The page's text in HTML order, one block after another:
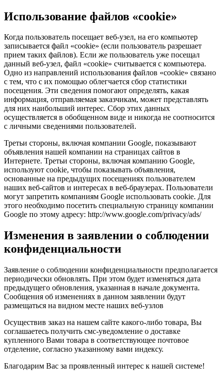
Использование файлов «cookie»
Когда пользователь посещает веб-узел, на его компьютер
записывается файл «cookie» (если пользователь разрешает
прием таких файлов). Если же пользователь уже посещал
данный веб-узел, файл «cookie» считывается с компьютера.
Одно из направлений использования файлов «cookie» связано
с тем, что с их помощью облегчается сбор статистики
посещения. Эти сведения помогают определять, какая
информация, отправляемая заказчикам, может представлять
для них наибольший интерес. Сбор этих данных
осуществляется в обобщенном виде и никогда не соотносится
с личными сведениями пользователей.
Третьи стороны, включая компании Google, показывают
объявления нашей компании на страницах сайтов в
Интернете. Третьи стороны, включая компанию Google,
используют cookie, чтобы показывать объявления,
основанные на предыдущих посещениях пользователем
наших веб-сайтов и интересах в веб-браузерах. Пользователи
могут запретить компаниям Google использовать cookie. Для
этого необходимо посетить специальную страницу компании
Google по этому адресу: http://www.google.com/privacy/ads/
Изменения в заявлении о соблюдении
конфиденциальности
Заявление о соблюдении конфиденциальности предполагается
периодически обновлять. При этом будет изменяться дата
предыдущего обновления, указанная в начале документа.
Сообщения об изменениях в данном заявлении будут
размещаться на видном месте наших веб-узлов
Осуществив заказ на нашем сайте какого-либо товара, Вы
соглашаетесь получить смс-уведомление о доставке
купленного Вами товара в соответствующее почтовое
отделение, согласно указанному вами индексу.
Благодарим Вас за проявленный интерес к нашей системе!